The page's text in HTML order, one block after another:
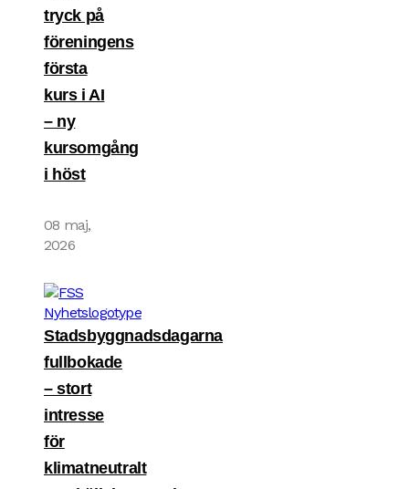
tryck på
föreningens
första
kurs i AI
– ny
kursomgång
i höst
08 maj,
2026
Stadsbyggnadsdagarna
fullbokade
– stort
intresse
för
klimatneutralt